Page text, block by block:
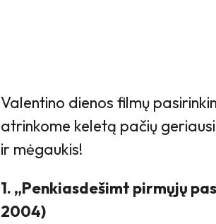
Valentino dienos filmų
atrinkome keletą pačių
ir mėgaukis!
1. „Penkiasdešimt pirmųjų
2004)